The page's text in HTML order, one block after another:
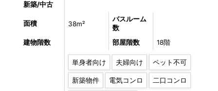
新築/中古
面積 38m²
バスルーム
数
建物階数
部屋階数 18階
単身者向け 夫婦向け ペット不可
新築物件 電気コンロ 二口コンロ